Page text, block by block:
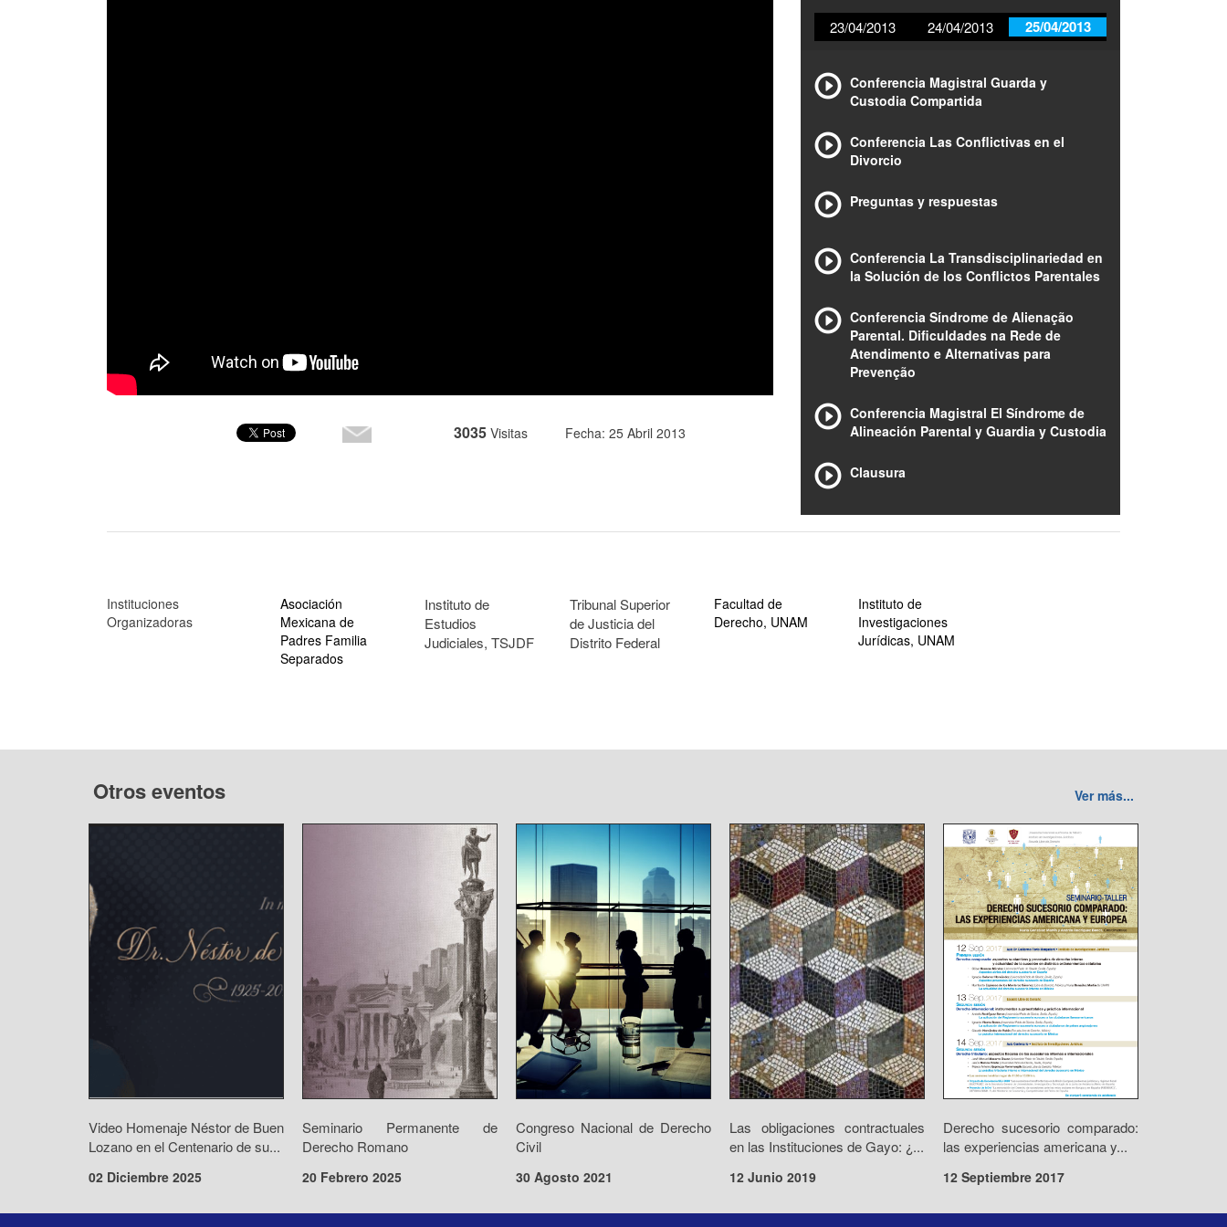
3035 Visitas Fecha: 25 Abril 2013
23/04/2013 24/04/2013 25/04/2013
Conferencia Magistral Guarda y
Custodia Compartida
Conferencia Las Conflictivas en el
Divorcio
Preguntas y respuestas
Conferencia La Transdisciplinariedad en
la Solución de los Conflictos Parentales
Conferencia Síndrome de Alienação
Parental. Dificuldades na Rede de
Atendimento e Alternativas para
Prevenção
Conferencia Magistral El Síndrome de
Alineación Parental y Guardia y Custodia
Clausura
Instituciones
Organizadoras
Asociación
Mexicana de
Padres Familia
Separados
Instituto de
Estudios
Judiciales, TSJDF
Tribunal Superior
de Justicia del
Distrito Federal
Facultad de
Derecho, UNAM
Instituto de
Investigaciones
Jurídicas, UNAM
Otros eventos Ver más...
Video Homenaje Néstor de Buen
Lozano en el Centenario de su...
02 Diciembre 2025
Seminario Permanente de
Derecho Romano
20 Febrero 2025
Congreso Nacional de Derecho
Civil
30 Agosto 2021
Las obligaciones contractuales
en las Instituciones de Gayo: ¿...
12 Junio 2019
Derecho sucesorio comparado:
las experiencias americana y...
12 Septiembre 2017